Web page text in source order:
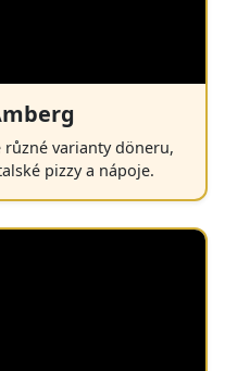
různé varianty döneru,
pizzy a nápoje.